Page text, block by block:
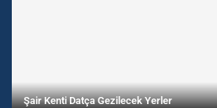
Şair Kenti Datça Gezilecek Yerler